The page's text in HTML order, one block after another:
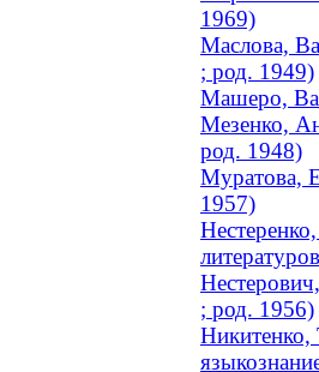
1969)
Маслова,
; род. 1949)
Машеро,
Мезенко,
род. 1948)
Муратова,
1957)
; род. 1956)
Никитенко,